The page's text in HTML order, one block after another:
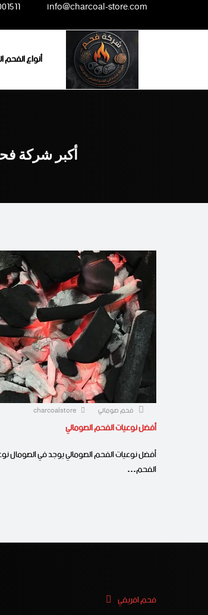
content
info@charcoal-store.com
أنواع الفحم
أكبر شركة
فحم صومالي
أفضل نوعيات الفحم الصومالي
أفضل نوعيات الفحم الصومالي يوجد في الصومال
الفحم…
فحم افريقي